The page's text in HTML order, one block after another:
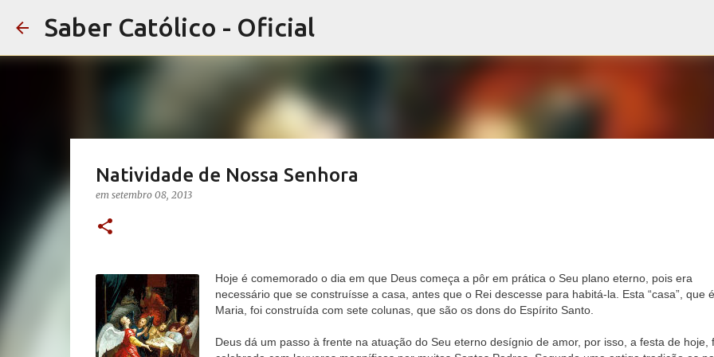
Saber Católico - Oficial
Natividade de Nossa Senhora
em setembro 08, 2013
Hoje é comemorado o dia em que Deus começa a pôr em prática o Seu plano eterno, pois era
necessário que se construísse a casa, antes que o Rei descesse para habitá-la. Esta “casa”, que é
Maria, foi construída com sete colunas, que são os dons do Espírito Santo.
Deus dá um passo à frente na atuação do Seu eterno desígnio de amor, por isso, a festa de hoje,